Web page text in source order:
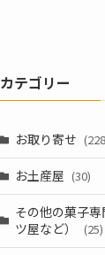
カテゴリー
お取り寄せ
お土産屋 (30)
その他の菓子
ツ屋など）
(25)